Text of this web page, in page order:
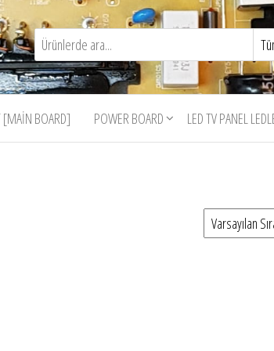
[MAIN BOARD] POWER BOARD LED TV PANEL